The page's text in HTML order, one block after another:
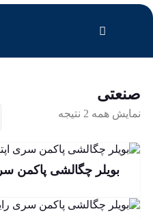
صنعتی
نمایش همه 2 نتیجه
بویلر چگالشی پاکمن